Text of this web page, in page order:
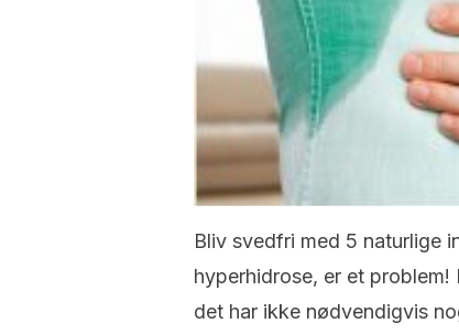
Bliv svedfri med 5 naturlige
hyperhidrose, er et problem!
det har ikke nødvendigvis